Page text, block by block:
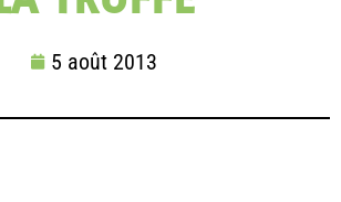
5 août 2013